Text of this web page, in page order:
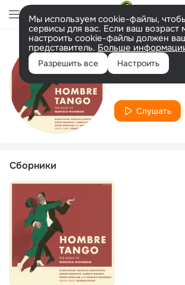
Мы используем cookie-файлы,
сервисы для вас. Если ваш возраст
настроить cookie-файлы должен
представитель. Больше
Разрешить все Настроить
Исполнитель
Diana
Слушать
Сборники